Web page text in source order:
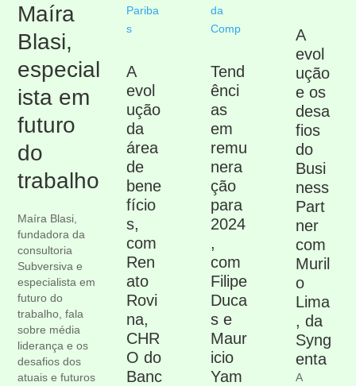
Maíra
Blasi,
especial
ista em
futuro
do
trabalho
Maíra Blasi,
fundadora da
consultoria
Subversiva e
especialista em
futuro do
trabalho, fala
sobre média
liderança e os
desafios dos
atuais e futuros
A
evol
ução
da
área
de
bene
fício
s,
com
Ren
ato
Rovi
na,
CHR
O do
Banc
Tend
ênci
as
em
remu
nera
ção
para
2024
,
com
Filipe
Duca
s e
Maur
icio
Yam
A
evol
ução
e os
desa
fios
do
Busi
ness
Part
ner
com
Muril
o
Lima
, da
Syng
enta
A